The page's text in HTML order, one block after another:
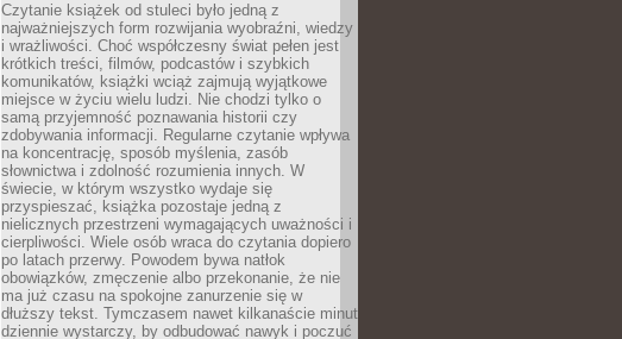
Czytanie książek od stuleci było jedną z
najważniejszych form rozwijania wyobraźni, wiedzy
i wrażliwości. Choć współczesny świat pełen jest
krótkich treści, filmów, podcastów i szybkich
komunikatów, książki wciąż zajmują wyjątkowe
miejsce w życiu wielu ludzi. Nie chodzi tylko o
samą przyjemność poznawania historii czy
zdobywania informacji. Regularne czytanie wpływa
na koncentrację, sposób myślenia, zasób
słownictwa i zdolność rozumienia innych. W
świecie, w którym wszystko wydaje się
przyspieszać, książka pozostaje jedną z
nielicznych przestrzeni wymagających uważności i
cierpliwości. Wiele osób wraca do czytania dopiero
po latach przerwy. Powodem bywa natłok
obowiązków, zmęczenie albo przekonanie, że nie
ma już czasu na spokojne zanurzenie się w
dłuższy tekst. Tymczasem nawet kilkanaście minut
dziennie wystarczy, by odbudować nawyk i poczuć